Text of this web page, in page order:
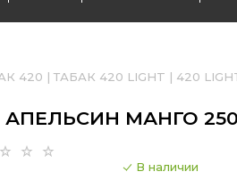
420 | ТАБАК 420 LIGHT | 420
АПЕЛЬСИН МАНГО
В наличии